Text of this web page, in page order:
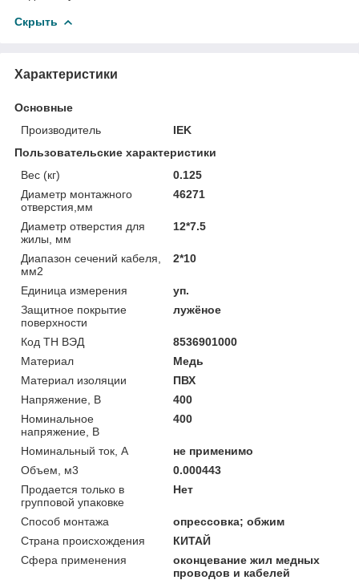
Скрыть
Характеристики
Основные
Производитель
IEK
Пользовательские характеристики
Вес (кг)
0.125
Диаметр монтажного
отверстия,мм
46271
Диаметр отверстия для
жилы, мм
12*7.5
Диапазон сечений кабеля,
мм2
2*10
Единица измерения
уп.
Защитное покрытие
поверхности
лужёное
Код ТН ВЭД
8536901000
Материал
Медь
Материал изоляции
ПВХ
Напряжение, В
400
Номинальное
напряжение, В
400
Номинальный ток, А
не применимо
Объем, м3
0.000443
Продается только в
групповой упаковке
Нет
Способ монтажа
опрессовка; обжим
Страна происхождения
КИТАЙ
Сфера применения
оконцевание жил медных
проводов и кабелей